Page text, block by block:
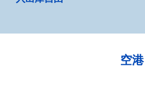
空港